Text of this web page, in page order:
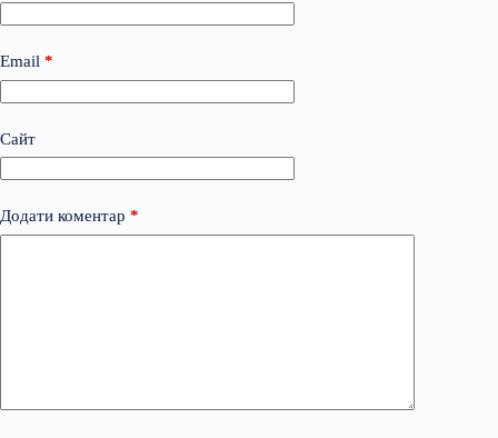
Email *
Сайт
Додати коментар *